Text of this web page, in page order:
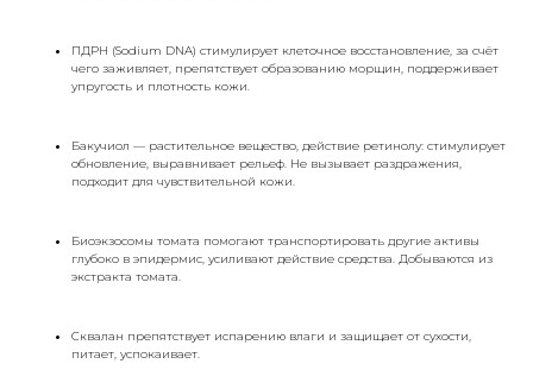
ПДРН (Sodium DNA) стимулирует клеточное восстановление, за счёт
чего заживляет, препятствует образованию морщин, поддерживает
упругость и плотность кожи.
Бакучиол — растительное вещество, действие ретинолу: стимулирует
обновление, выравнивает рельеф. Не вызывает раздражения,
подходит для чувствительной кожи.
Биоэкзосомы томата помогают транспортировать другие активы
глубоко в эпидермис, усиливают действие средства. Добываются из
экстракта томата.
Сквалан препятствует испарению влаги и защищает от сухости,
питает, успокаивает.